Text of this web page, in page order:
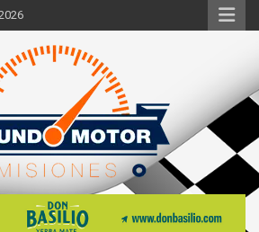
Misiones
ahí estaremos